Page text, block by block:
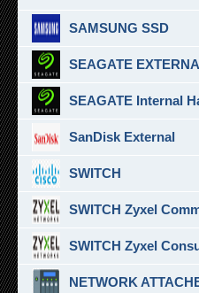
SAMSUNG SSD
SEAGATE
SEAGATE Internal
SanDisk External
SWITCH
SWITCH Zyxel
SWITCH Zyxel
NETWORK